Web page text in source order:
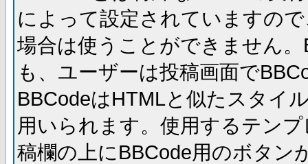
によって設定されていますの
場合は使うことができません
も、ユーザーは投稿画面で
BBCodeはHTMLと似たスタイ
用いられます。使用するテン
稿欄の上にBBCode用のボタン